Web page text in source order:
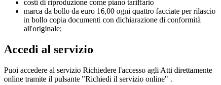
costi di riproduzione come piano tariffario
marca da bollo da euro 16,00 ogni quattro facciate per rilascio
in bollo copia documenti con dichiarazione di conformità
all'originale;
Accedi al servizio
Puoi accedere al servizio Richiedere l'accesso agli Atti direttamente
online tramite il pulsante "Richiedi il servizio online" .